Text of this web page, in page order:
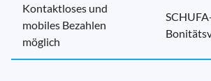
Kontaktloses und
mobiles Bezahlen
möglich